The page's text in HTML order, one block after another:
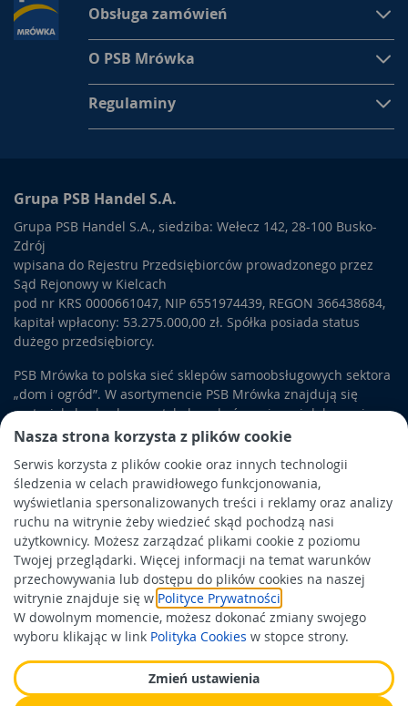
Nasza strona korzysta z plików cookie
Serwis korzysta z plików cookie oraz innych technologii
śledzenia w celach prawidłowego funkcjonowania,
wyświetlania spersonalizowanych treści i reklamy oraz analizy
ruchu na witrynie żeby wiedzieć skąd pochodzą nasi
użytkownicy. Możesz zarządzać plikami cookie z poziomu
Twojej przeglądarki. Więcej informacji na temat warunków
przechowywania lub dostępu do plików cookies na naszej
witrynie znajduje się w Polityce Prywatności
W dowolnym momencie, możesz dokonać zmiany swojego
wyboru klikając w link Polityka Cookies w stopce strony.
Zmień ustawienia
Obsługa zamówień
O PSB Mrówka
Regulaminy
Grupa PSB Handel S.A.
Grupa PSB Handel S.A., siedziba: Wełecz 142, 28-100 Busko-
Zdrój
wpisana do Rejestru Przedsiębiorców prowadzonego przez
Sąd Rejonowy w Kielcach
pod nr KRS 0000661047, NIP 6551974439, REGON 366438684,
kapitał wpłacony: 53.275.000,00 zł. Spółka posiada status
dużego przedsiębiorcy.
PSB Mrówka to polska sieć sklepów samoobsługowych sektora
„dom i ogród”. W asortymencie PSB Mrówka znajdują się
materiały budowlane, artykuły wykończeniowe i dekoracyjne,
wyposażenie łazienek i kuchni, elektronarzędzia, a także
artykuły związane z ogrodem i otoczeniem domu.
Obowiązek informacyjny
Polityka prywatności
Polityka Cookies
Odbiór zużytego sprzętu
Wspierają nas: